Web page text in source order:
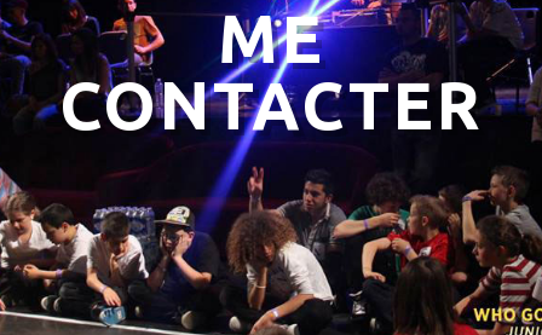
ME
CONTACTER